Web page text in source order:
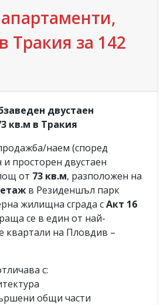
Тракия за 142
двустаен
кв.м в Тракия
наем (според
и просторен двустаен
от 73 кв.м, разположен на
в Резиденшъл парк
жилищна сграда сАкт 16
се в един от най-
квартали на Пловдив –
с:
общи части